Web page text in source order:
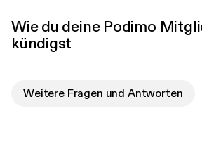
Wie du deine Podimo
kündigst
Weitere Fragen und Antworten